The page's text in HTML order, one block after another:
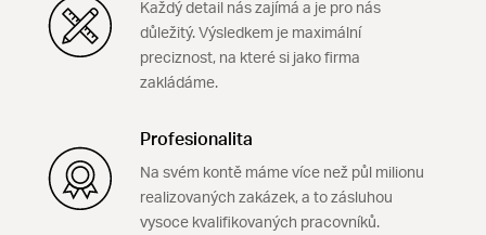
Každý detail nás zajímá a je pro nás
důležitý. Výsledkem je maximální
preciznost, na které si jako firma
zakládáme.
Profesionalita
Na svém kontě máme více než půl milionu
realizovaných zakázek, a to zásluhou
vysoce kvalifikovaných pracovníků.